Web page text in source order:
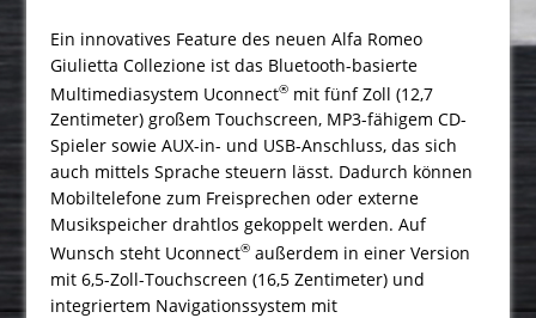
Ein innovatives Feature des neuen Alfa Romeo
Giulietta Collezione ist das Bluetooth-basierte
Multimediasystem Uconnect® mit fünf Zoll (12,7
Zentimeter) großem Touchscreen, MP3-fähigem CD-
Spieler sowie AUX-in- und USB-Anschluss, das sich
auch mittels Sprache steuern lässt. Dadurch können
Mobiltelefone zum Freisprechen oder externe
Musikspeicher drahtlos gekoppelt werden. Auf
Wunsch steht Uconnect® außerdem in einer Version
mit 6,5-Zoll-Touchscreen (16,5 Zentimeter) und
integriertem Navigationssystem mit